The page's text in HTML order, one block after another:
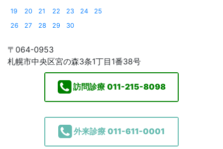
19
20 21 22 23 24
25
26
27 28 29 30
〒064-0953
札幌市中央区宮の森3条1丁目1番38号
訪問診療 011-215-8098
外来診療 011-611-0001